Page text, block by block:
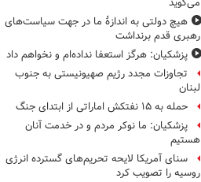
می‌گوید
هیچ دولتی به اندازۀ ما در جهت سیاست‌های
رهبری قدم برنداشت
پزشکیان: هرگز استعفا نداده‌ام و نخواهم داد
تجاوزات مجدد رژیم صهیونیستی به جنوب
لبنان
حمله به ۱۵ نفتکش‌ اماراتی از ابتدای جنگ
پزشکیان: ما نوکر مردم و در خدمت آنان
هستیم
سنای آمریکا لایحه تحریم‌های گسترده انرژی
روسیه را تصویب کرد